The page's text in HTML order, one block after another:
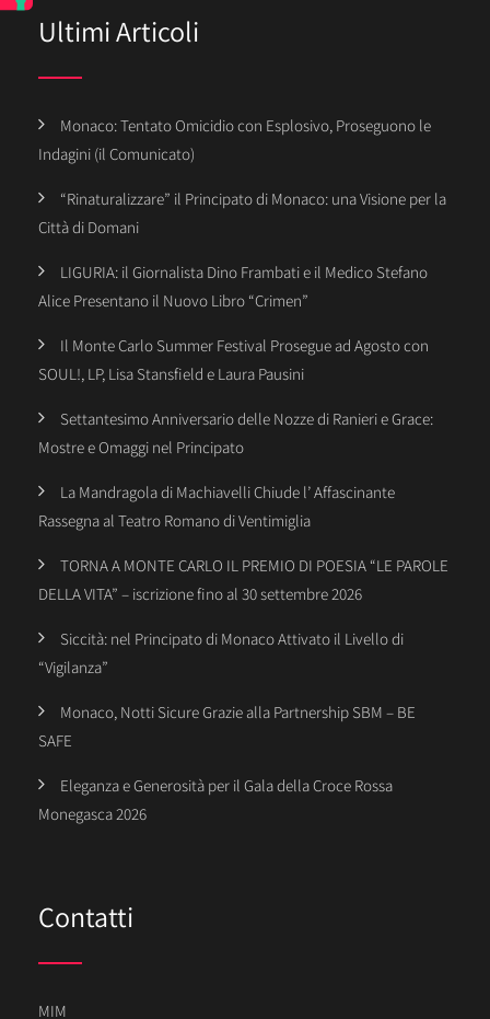
Ultimi Articoli
Monaco: Tentato Omicidio con Esplosivo, Proseguono le
Indagini (il Comunicato)
“Rinaturalizzare” il Principato di Monaco: una Visione per la
Città di Domani
LIGURIA: il Giornalista Dino Frambati e il Medico Stefano
Alice Presentano il Nuovo Libro “Crimen”
Il Monte Carlo Summer Festival Prosegue ad Agosto con
SOUL!, LP, Lisa Stansfield e Laura Pausini
Settantesimo Anniversario delle Nozze di Ranieri e Grace:
Mostre e Omaggi nel Principato
La Mandragola di Machiavelli Chiude l’ Affascinante
Rassegna al Teatro Romano di Ventimiglia
TORNA A MONTE CARLO IL PREMIO DI POESIA “LE PAROLE
DELLA VITA” – iscrizione fino al 30 settembre 2026
Siccità: nel Principato di Monaco Attivato il Livello di
“Vigilanza”
Monaco, Notti Sicure Grazie alla Partnership SBM – BE
SAFE
Eleganza e Generosità per il Gala della Croce Rossa
Monegasca 2026
Contatti
MIM